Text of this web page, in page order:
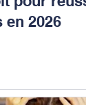
en 2026